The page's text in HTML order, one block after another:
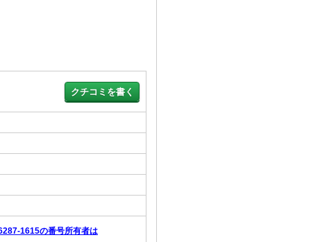
1615の番号所有者は